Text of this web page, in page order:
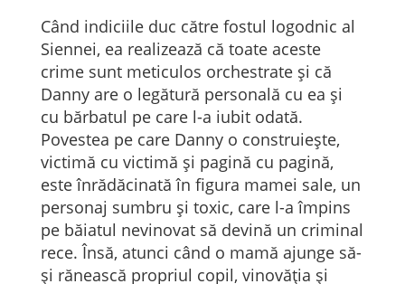
Când indiciile duc către fostul logodnic al
Siennei, ea realizează că toate aceste
crime sunt meticulos orchestrate și că
Danny are o legătură personală cu ea și
cu bărbatul pe care l-a iubit odată.
Povestea pe care Danny o construiește,
victimă cu victimă și pagină cu pagină,
este înrădăcinată în figura mamei sale, un
personaj sumbru și toxic, care l-a împins
pe băiatul nevinovat să devină un criminal
rece. Însă, atunci când o mamă ajunge să-
și rănească propriul copil, vinovăția și